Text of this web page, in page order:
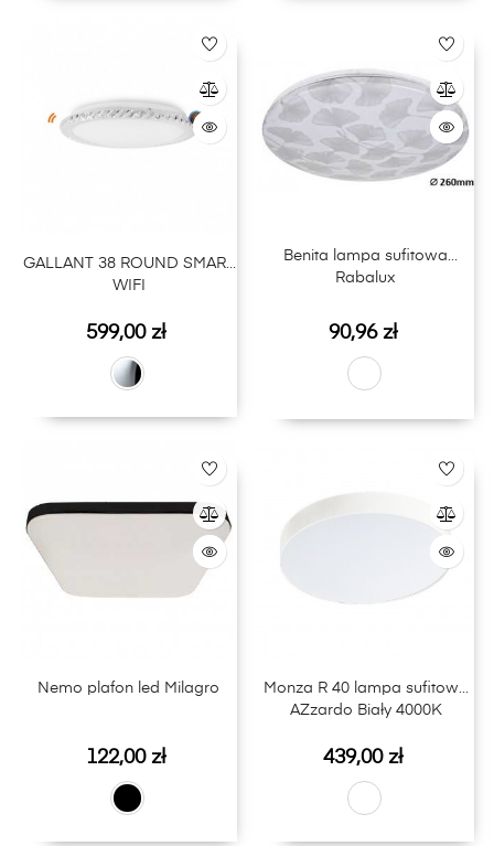
GALLANT 38 ROUND SMART
WIFI
Cena
599,00 zł
Benita lampa sufitowa
Rabalux
Cena
90,96 zł
Nemo plafon led Milagro
Cena
122,00 zł
Monza R 40 lampa sufitowa
AZzardo Biały 4000K
Cena
439,00 zł